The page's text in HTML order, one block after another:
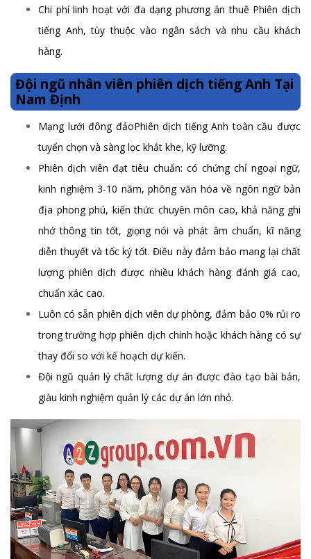
Chi phí linh hoạt với đa dạng phương án thuê Phiên dịch
tiếng Anh, tùy thuộc vào ngân sách và nhu cầu khách
hàng.
Đội ngũ nhân viên phiên dịch tiếng Anh Tại
Nam Định
Mạng lưới đông đảoPhiên dịch tiếng Anh toàn cầu được
tuyển chọn và sàng lọc khắt khe, kỹ lưỡng.
Phiên dịch viên đạt tiêu chuẩn: có chứng chỉ ngoại ngữ,
kinh nghiệm 3-10 năm, phông văn hóa về ngôn ngữ bản
địa phong phú, kiến thức chuyên môn cao, khả năng ghi
nhớ thông tin tốt, giọng nói và phát âm chuẩn, kĩ năng
diễn thuyết và tốc ký tốt. Điều này đảm bảo mang lại chất
lượng phiên dịch được nhiều khách hàng đánh giá cao,
chuẩn xác cao.
Luôn có sẵn phiên dịch viên dự phòng, đảm bảo 0% rủi ro
trong trường hợp phiên dịch chính hoặc khách hàng có sự
thay đổi so với kế hoạch dự kiến.
Đội ngũ quản lý chất lượng dự án được đào tạo bài bản,
giàu kinh nghiệm quản lý các dự án lớn nhỏ.